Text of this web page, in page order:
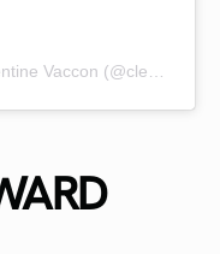
Une publication partagée par Clémentine Vaccon (@clemfoodie)